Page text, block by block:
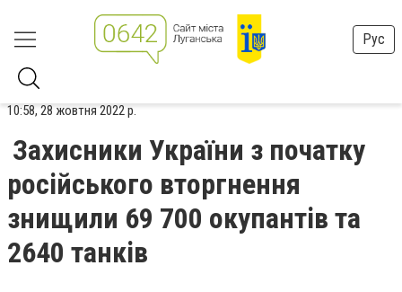
Рус
10:58, 28 жовтня 2022 р.
Захисники України з початку
російського вторгнення
знищили 69 700 окупантів та
2640 танків